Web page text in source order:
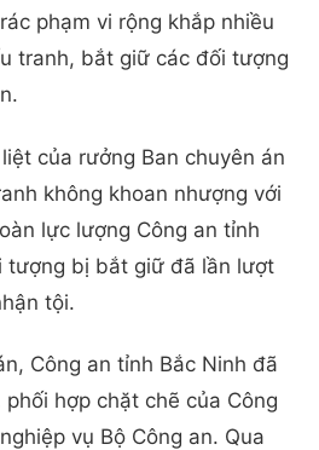
phạm vi rộng khắp nhiều
tranh, bắt giữ các đối tượng
của rưởng Ban chuyên án
không khoan nhượng với
lực lượng Công an tỉnh
tượng bị bắt giữ đã lần lượt
tội.
Công an tỉnh Bắc Ninh đã
hợp chặt chẽ của Công
vụ Bộ Công an. Qua